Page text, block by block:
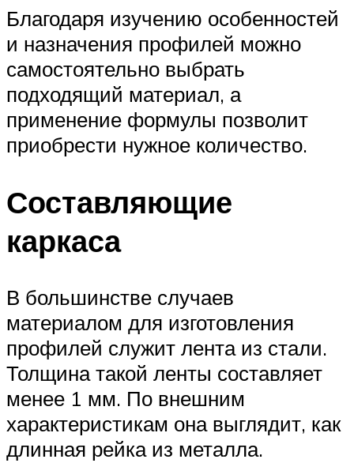
Благодаря изучению особенностей
и назначения профилей можно
самостоятельно выбрать
подходящий материал, а
применение формулы позволит
приобрести нужное количество.
Составляющие
каркаса
В большинстве случаев
материалом для изготовления
профилей служит лента из стали.
Толщина такой ленты составляет
менее 1 мм. По внешним
характеристикам она выглядит, как
длинная рейка из металла.